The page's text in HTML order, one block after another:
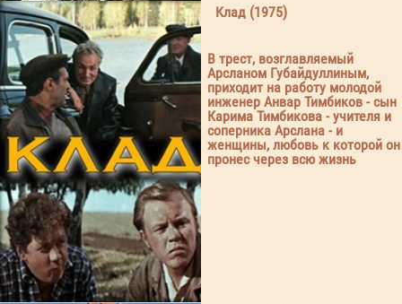
Клад (1975)
В трест, возглавляемый
Арсланом Губайдуллиным,
приходит на работу молодой
инженер Анвар Тимбиков - сын
Карима Тимбикова - учителя и
соперника Арслана - и
женщины, любовь к которой он
пронес через всю жизнь